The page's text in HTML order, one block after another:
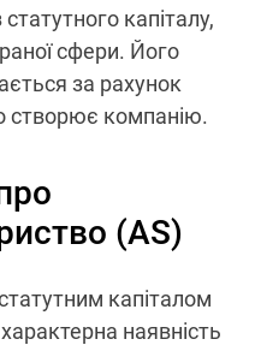
капіталу,
сфери. Його
за рахунок
створює компанію.
(AS)
капіталом
наявність